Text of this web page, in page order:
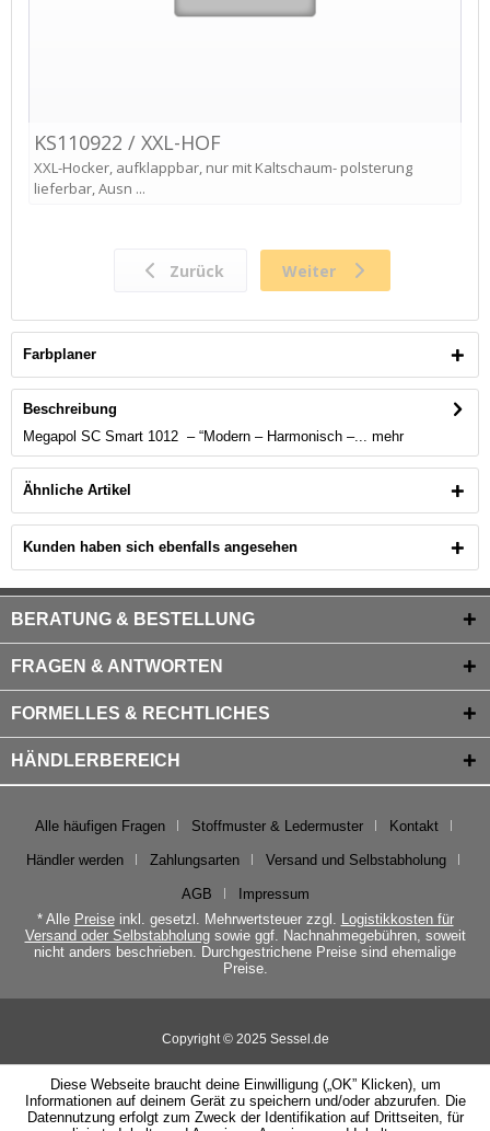
Farbplaner
Beschreibung
Megapol SC Smart 1012 – “Modern – Harmonisch –... mehr
Ähnliche Artikel
Kunden haben sich ebenfalls angesehen
BERATUNG & BESTELLUNG
FRAGEN & ANTWORTEN
FORMELLES & RECHTLICHES
HÄNDLERBEREICH
Alle häufigen Fragen Stoffmuster & Ledermuster Kontakt
Händler werden Zahlungsarten Versand und Selbstabholung
AGB
Impressum
* Alle Preiseinkl. gesetzl. Mehrwertsteuer zzgl. Logistikkosten für
Versand oder Selbstabholungsowie ggf. Nachnahmegebühren, soweit
nicht anders beschrieben. Durchgestrichene Preise sind ehemalige
Preise.
Copyright © 2025 Sessel.de
Diese Webseite braucht deine Einwilligung („OK” Klicken), um
Informationen auf deinem Gerät zu speichern und/oder abzurufen. Die
Datennutzung erfolgt zum Zweck der Identifikation auf Drittseiten, für